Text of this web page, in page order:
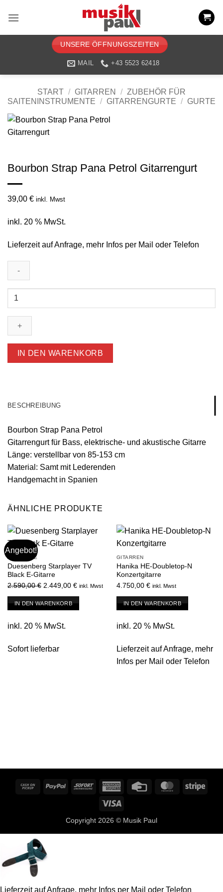
Inhalt
UNSERE ÖFFNUNGSZEITEN
MAIL +43 5523 62418
START / GITARREN / ZUBEHÖR FÜR
SAITENINSTRUMENTE
/ GITARRENGURTE / GURTE
Bourbon Strap Pana Petrol Gitarrengurt
39,00 € inkl. Mwst
inkl. 20 % MwSt.
Lieferzeit auf Anfrage, mehr Infos per Mail oder Telefon
Bourbon
Pana
Petrol
MengeIN DEN WARENKORB
BESCHREIBUNG
Bourbon Strap Pana Petrol
Gitarrengurt für Bass, elektrische- und akustische Gitarre
Länge: verstellbar von 85-153 cm
Material: Samt mit Lederenden
Handgemacht in Spanien
ÄHNLICHE PRODUKTE
Angebot!
ANGEBOTE
Duesenberg Starplayer TV
Black E-Gitarre
2.590,00€ Ursprünglicher
Preis
war:
2.449,00 €Aktueller
Preis
inkl. Mwst
IN DEN WARENKORB
inkl. 20 % MwSt.
Sofort lieferbar
GITARREN
Hanika HE-Doubletop-N
Konzertgitarre
4.750,00 € inkl. Mwst
IN DEN WARENKORB
inkl. 20 % MwSt.
Lieferzeit auf Anfrage, mehr
Infos per Mail oder Telefon
Cash
PayPal Sofort
American
Credit
MasterCardStripe
Copyright 2026 © Musik Paul
Lieferzeit auf Anfrage, mehr Infos per Mail oder Telefon